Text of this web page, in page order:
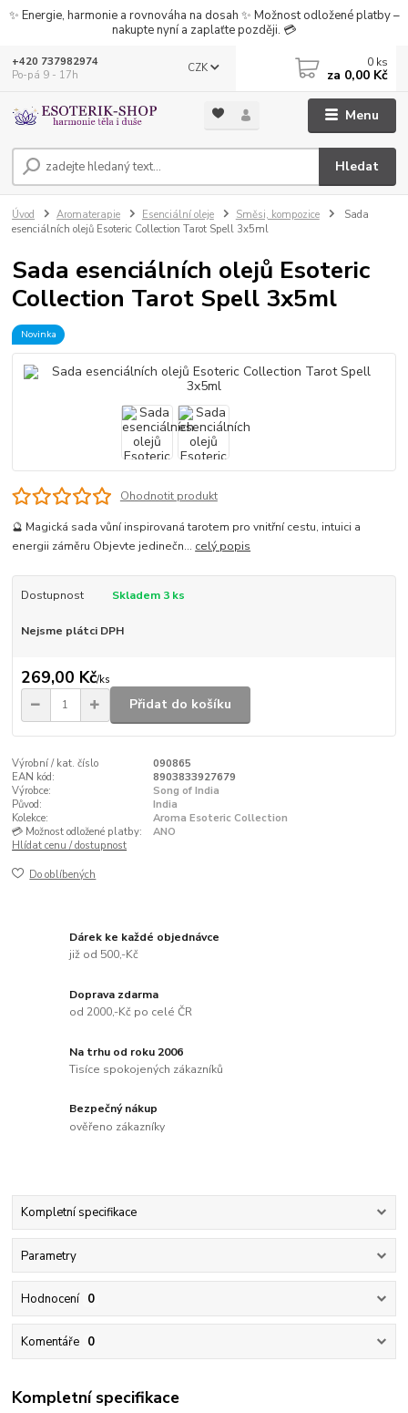
✨ Energie, harmonie a rovnováha na dosah ✨ Možnost odložené platby –
nakupte nyní a zaplaťte později. 💳
Menu
CZK
Hledat
+420 737982974
Po-pá 9 - 17h
0 ks
za 0,00 Kč
Úvod Aromaterapie Esenciální oleje Směsi, kompozice
Sada
esenciálních olejů Esoteric Collection Tarot Spell 3x5ml
Sada esenciálních olejů Esoteric
Collection Tarot Spell 3x5ml
Novinka
Ohodnotit produkt
🔮 Magická sada vůní inspirovaná tarotem pro vnitřní cestu, intuici a
energii záměru Objevte jedinečn... celý popis
Dostupnost Skladem 3 ks
Nejsme plátci DPH
269,00 Kč/ks
Přidat do košíku
Výrobní / kat. číslo
090865
EAN kód:
8903833927679
Výrobce:
Song of India
Původ:
India
Kolekce:
Aroma Esoteric Collection
💳 Možnost odložené platby:
ANO
Hlídat cenu / dostupnost
Do oblíbených
Dárek ke každé objednávce
již od 500,-Kč
Doprava zdarma
od 2000,-Kč po celé ČR
Na trhu od roku 2006
Tisíce spokojených zákazníků
Bezpečný nákup
ověřeno zákazníky
Kompletní specifikace
Parametry
Hodnocení 0
Komentáře 0
Kompletní specifikace